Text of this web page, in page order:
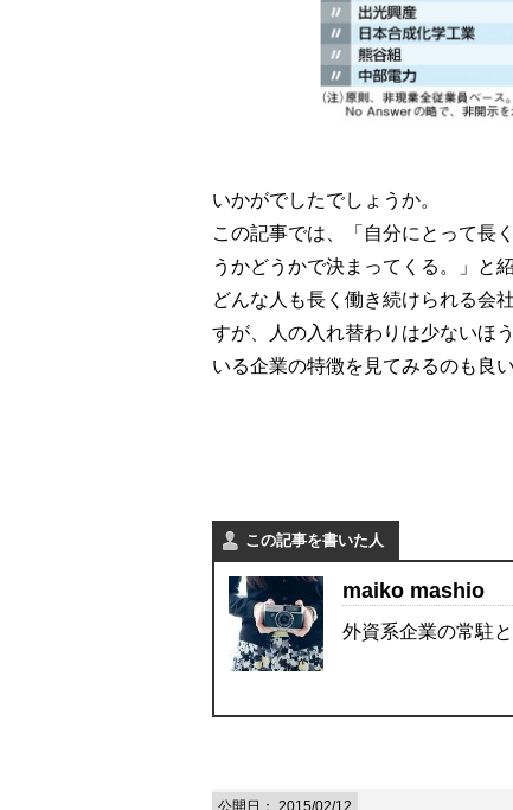
いかがでしたでしょうか。
この記事では、「自分にとって長
うかどうかで決まってくる。」と
どんな人も長く働き続けられる会
すが、人の入れ替わりは少ないほ
いる企業の特徴を見てみるのも良
この記事を書いた人
maiko mashio
外資系企業の常駐